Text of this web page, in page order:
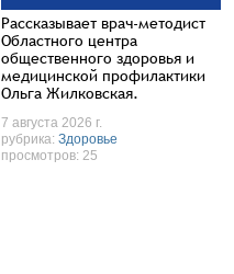
Рассказывает врач-методист
Областного центра
общественного здоровья и
медицинской профилактики
Ольга Жилковская.
7 августа 2026 г.
рубрика: Здоровье
просмотров: 25